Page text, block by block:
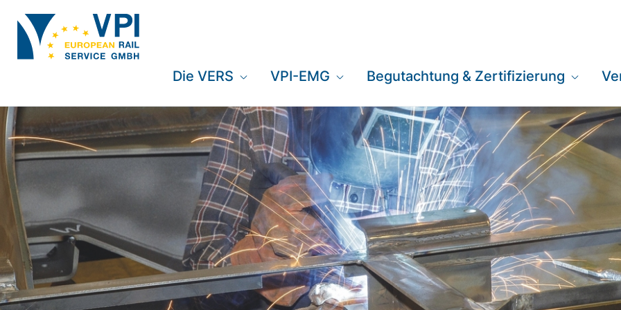
Die VERS VPI-EMG Begutachtung & Zertifizierung